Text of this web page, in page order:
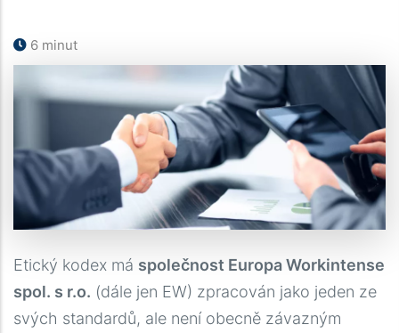
6 minut
Etický kodex má společnost Europa Workintense
spol. s r.o. (dále jen EW) zpracován jako jeden ze
svých standardů, ale není obecně závazným